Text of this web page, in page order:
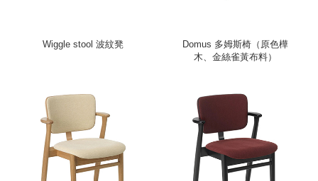
Wiggle stool 波紋凳
Domus 多姆斯椅（原色樺
木、金絲雀黃布料）